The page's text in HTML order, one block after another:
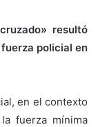
resultó
policial en
en el contexto
fuerza mínima